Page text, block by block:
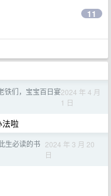
11
铁们，宝宝百日宴2024 年 4 月
1 日
法啦
生必读的书 2024 年 3 月 20
日